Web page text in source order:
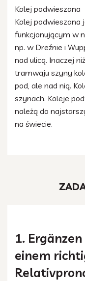
Kolej podwieszana
Kolej podwieszana
funkcjonującym w
np. w Dreźnie i
nad ulicą. Inaczej
tramwaju szyny
pod, ale nad nią.
szynach. Koleje
należą do
na świecie.
1.
einem